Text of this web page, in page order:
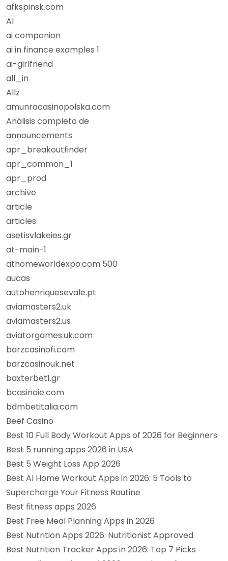
afkspinsk.com
AI
ai companion
ai in finance examples 1
ai-girlfriend
all_in
Allz
amunracasinopolska.com
Análisis completo de
announcements
apr_breakoutfinder
apr_common_1
apr_prod
archive
article
articles
asetisvlakeies.gr
at-main-1
athomeworldexpo.com 500
aucas
autohenriquesevale.pt
aviamasters2.uk
aviamasters2.us
aviatorgames.uk.com
barzcasinofi.com
barzcasinouk.net
baxterbet1.gr
bcasinoie.com
bdmbetitalia.com
Beef Casino
Best 10 Full Body Workout Apps of 2026 for Beginners
Best 5 running apps 2026 in USA
Best 5 Weight Loss App 2026
Best AI Home Workout Apps in 2026: 5 Tools to
Supercharge Your Fitness Routine
Best fitness apps 2026
Best Free Meal Planning Apps in 2026
Best Nutrition Apps 2026: Nutritionist Approved
Best Nutrition Tracker Apps in 2026: Top 7 Picks